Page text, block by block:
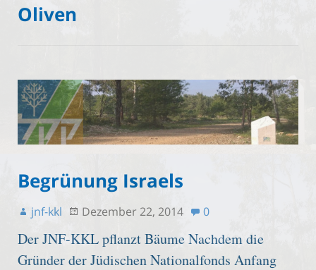
Oliven
Begrünung Israels
jnf-kkl Dezember 22, 2014 0
Der JNF-KKL pflanzt Bäume Nachdem die
Gründer der Jüdischen Nationalfonds Anfang